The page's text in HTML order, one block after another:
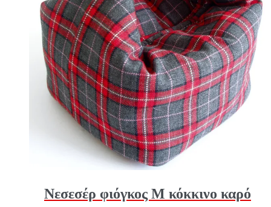
Νεσεσέρ φιόγκος Μ κόκκινο καρό